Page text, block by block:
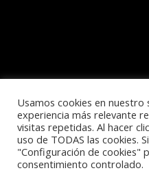
Política de privacidad
Usamos cookies en
experiencia más relevante
visitas repetidas. Al hacer
uso de TODAS las cookies.
"Configuración de cookies"
consentimiento controlado.